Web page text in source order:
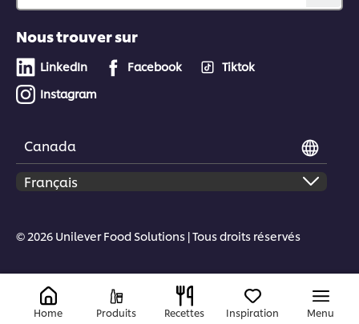
Nous trouver sur
LinkedIn Facebook
Tiktok
Instagram
Canada
© 2026 Unilever Food Solutions | Tous droits réservés
Home Produits Recettes Inspiration Menu